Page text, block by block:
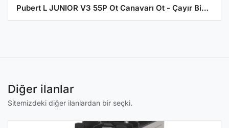
Pubert L JUNIOR V3 55P Ot Canavarı Ot - Çayır Biçme Makinesi
Diğer ilanlar
Sitemizdeki diğer ilanlardan bir seçki.